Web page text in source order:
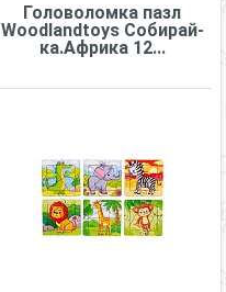
Головоломка пазл
Woodlandtoys Собирай-
ка.Африка 12...